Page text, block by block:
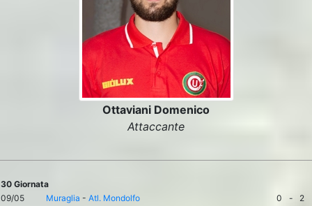
Ottaviani Domenico
Attaccante
30 Giornata
09/05
Muraglia - Atl. Mondolfo 0 -
2